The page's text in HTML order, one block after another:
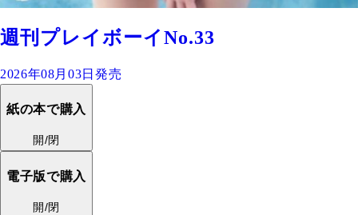
週刊プレイボーイNo.33
2026年08月03日発売
紙の本で購入
開/閉
電子版で購入
開/閉